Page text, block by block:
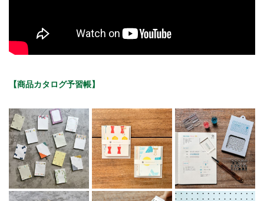
【商品カタログ予習帳】